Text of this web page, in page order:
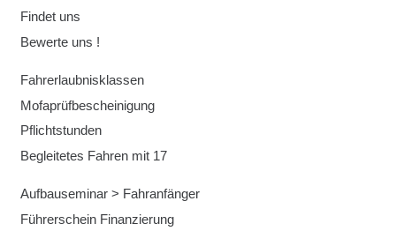
Findet uns
Bewerte uns !
Fahrerlaubnisklassen
Mofaprüfbescheinigung
Pflichtstunden
Begleitetes Fahren mit 17
Aufbauseminar > Fahranfänger
Führerschein Finanzierung